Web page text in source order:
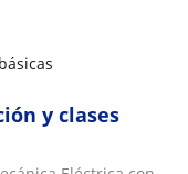
y clases